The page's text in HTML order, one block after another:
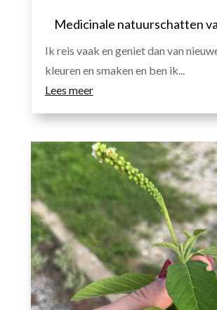
Medicinale natuurschatten
Ik reis vaak en geniet dan van
kleuren en smaken en ben ik...
Lees meer